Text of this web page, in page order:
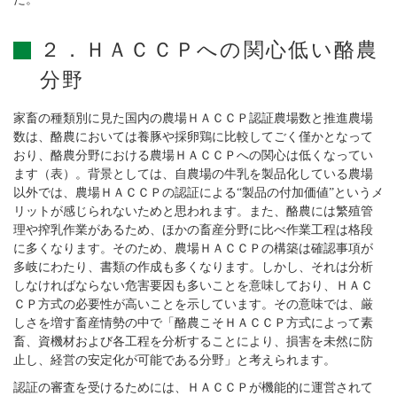
２．ＨＡＣＣＰへの関心低い酪農
分野
家畜の種類別に見た国内の農場ＨＡＣＣＰ認証農場数と推進農場
数は、酪農においては養豚や採卵鶏に比較してごく僅かとなって
おり、酪農分野における農場ＨＡＣＣＰへの関心は低くなってい
ます（表）。背景としては、自農場の牛乳を製品化している農場
以外では、農場ＨＡＣＣＰの認証による“製品の付加価値”というメ
リットが感じられないためと思われます。また、酪農には繁殖管
理や搾乳作業があるため、ほかの畜産分野に比べ作業工程は格段
に多くなります。そのため、農場ＨＡＣＣＰの構築は確認事項が
多岐にわたり、書類の作成も多くなります。しかし、それは分析
しなければならない危害要因も多いことを意味しており、ＨＡＣ
ＣＰ方式の必要性が高いことを示しています。その意味では、厳
しさを増す畜産情勢の中で「酪農こそＨＡＣＣＰ方式によって素
畜、資機材および各工程を分析することにより、損害を未然に防
止し、経営の安定化が可能である分野」と考えられます。
認証の審査を受けるためには、ＨＡＣＣＰが機能的に運営されて